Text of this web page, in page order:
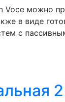
Voce можно
в виде
с